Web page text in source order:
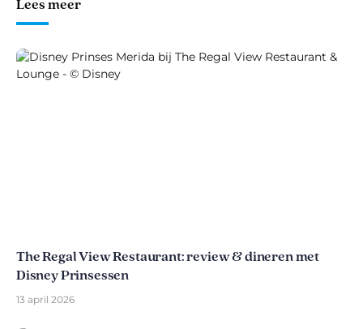
Lees meer
The Regal View Restaurant: review & dineren met
Disney Prinsessen
13 april 2026